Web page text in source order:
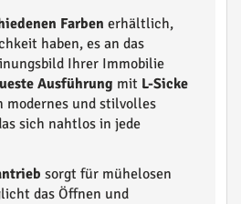
Farben erhältlich,
haben, es an das
Ihrer Immobilie
Ausführung mit L-Sicke
modernes und stilvolles
sich nahtlos in jede
sorgt für mühelosen
das Öffnen und